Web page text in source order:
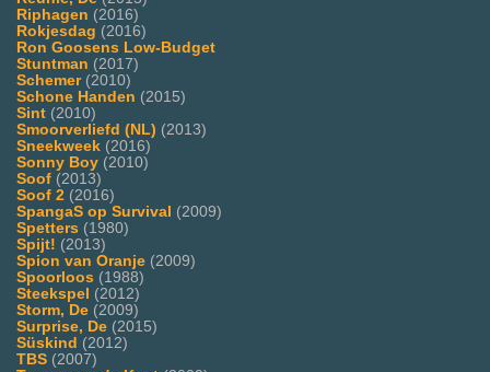
Riphagen (2016)
Rokjesdag (2016)
Ron Goosens Low-Budget
Stuntman (2017)
Schemer(2010)
Schone Handen (2015)
Sint (2010)
Smoorverliefd (NL) (2013)
Sneekweek (2016)
Sonny Boy (2010)
Soof (2013)
Soof 2 (2016)
SpangaS op Survival (2009)
Spetters (1980)
Spijt! (2013)
Spion van Oranje (2009)
Spoorloos (1988)
Steekspel (2012)
Storm, De (2009)
Surprise, De (2015)
Süskind (2012)
TBS (2007)